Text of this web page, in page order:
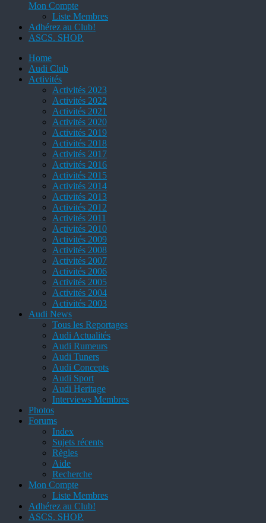
Mon Compte
Liste Membres
Adhérez au Club!
ASCS. SHOP.
Home
Audi Club
Activités
Activités 2023
Activités 2022
Activités 2021
Activités 2020
Activités 2019
Activités 2018
Activités 2017
Activités 2016
Activités 2015
Activités 2014
Activités 2013
Activités 2012
Activités 2011
Activités 2010
Activités 2009
Activités 2008
Activités 2007
Activités 2006
Activités 2005
Activités 2004
Activités 2003
Audi News
Tous les Reportages
Audi Actualités
Audi Rumeurs
Audi Tuners
Audi Concepts
Audi Sport
Audi Heritage
Interviews Membres
Photos
Forums
Index
Sujets récents
Règles
Aide
Recherche
Mon Compte
Liste Membres
Adhérez au Club!
ASCS. SHOP.